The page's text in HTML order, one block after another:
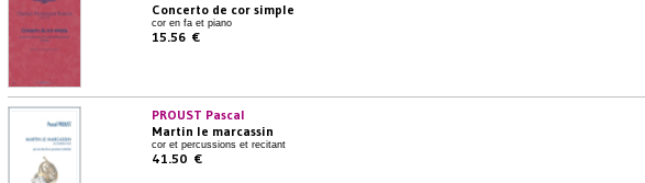
Concerto de cor simple
cor en fa et piano
15.56 €
PROUST Pascal
Martin le marcassin
cor et percussions et recitant
41.50 €